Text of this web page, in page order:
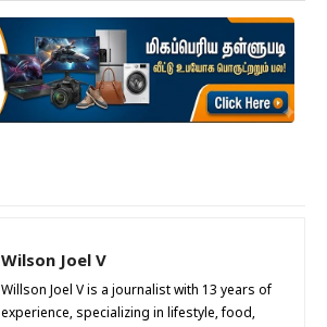
Wilson Joel V
Willson Joel V is a journalist with 13 years of
experience, specializing in lifestyle, food,